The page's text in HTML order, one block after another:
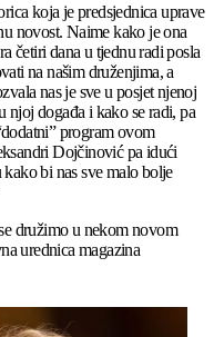
koja je predsjednica uprave
novost. Naime kako je ona
četiri dana u tjednu radi posla
na našim druženjima, a
nas je sve u posjet njenoj
njoj događa i kako se radi, pa
program ovom
Dojčinović pa idući
bi nas sve malo bolje
družimo u nekom novom
urednica magazina